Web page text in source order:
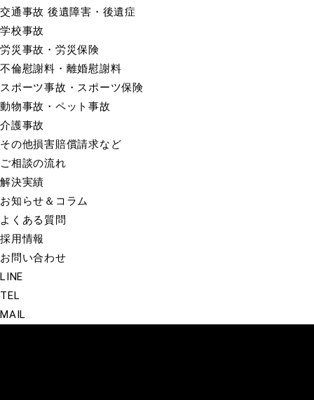
交通事故 後遺障害・後遺症
学校事故
労災事故・労災保険
不倫慰謝料・離婚慰謝料
スポーツ事故・スポーツ保険
動物事故・ペット事故
介護事故
その他損害賠償請求など
ご相談の流れ
解決実績
お知らせ＆コラム
よくある質問
採用情報
お問い合わせ
LINE
TEL
MAIL